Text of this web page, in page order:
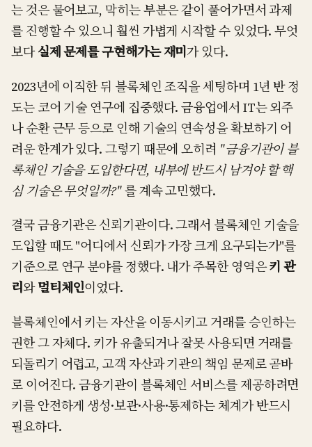
는 것은 물어보고, 막히는 부분은 같이 풀어가면서 과제
를 진행할 수 있으니 훨씬 가볍게 시작할 수 있었다. 무엇
보다실제 문제를 구현해가는 재미가 있다.
2023년에 이직한 뒤 블록체인 조직을 세팅하며 1년 반 정
도는 코어 기술 연구에 집중했다. 금융업에서 IT는 외주
나 순환 근무 등으로 인해 기술의 연속성을 확보하기 어
려운 한계가 있다. 그렇기 때문에 오히려 "금융기관이 블
록체인 기술을 도입한다면, 내부에 반드시 남겨야 할 핵
심 기술은 무엇일까?"를 계속 고민했다.
결국 금융기관은 신뢰기관이다. 그래서 블록체인 기술을
도입할 때도 "어디에서 신뢰가 가장 크게 요구되는가"를
기준으로 연구 분야를 정했다. 내가 주목한 영역은키 관
리와멀티체인이었다.
블록체인에서 키는 자산을 이동시키고 거래를 승인하는
권한 그 자체다. 키가 유출되거나 잘못 사용되면 거래를
되돌리기 어렵고, 고객 자산과 기관의 책임 문제로 곧바
로 이어진다. 금융기관이 블록체인 서비스를 제공하려면
키를 안전하게 생성·보관·사용·통제하는 체계가 반드시
필요하다.